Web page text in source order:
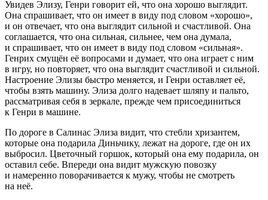
Увидев Элизу, Генри говорит ей, что она хорошо выглядит.
Она спрашивает, что он имеет в виду под словом «хорошо»,
и он отвечает, что она выглядит сильной и счастливой. Она
соглашается, что она сильная, сильнее, чем она думала,
и спрашивает, что он имеет в виду под словом «сильная».
Генрих смущён её вопросами и думает, что она играет с ним
в игру, но повторяет, что она выглядит счастливой и сильной.
Настроение Элизы быстро меняется, и Генри оставляет её,
чтобы взять машину. Элиза долго надевает шляпу и пальто,
рассматривая себя в зеркале, прежде чем присоединиться
к Генри в машине.
По дороге в Салинас Элиза видит, что стебли хризантем,
которые она подарила Диньчику, лежат на дороге, где он их
выбросил. Цветочный горшок, который она ему подарила, он
оставил себе. Впереди она видит мужскую повозку
и намеренно поворачивается к мужу, чтобы не смотреть
на неё.